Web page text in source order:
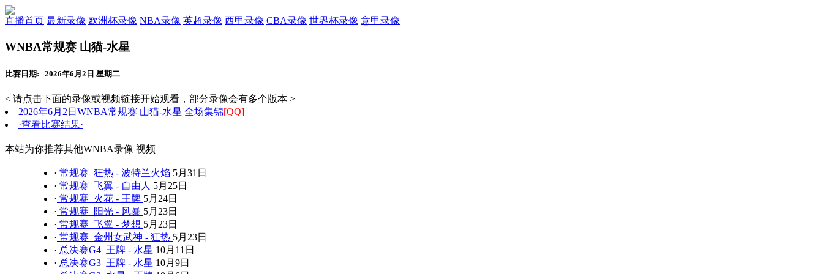
直播首页 最新录像 欧洲杯录像 NBA录像 英超录像 西甲录像 CBA录像 世界杯录像 意甲录像
WNBA常规赛 山猫-水星
比赛日期: 2026年6月2日 星期二
< 请点击下面的录像或视频链接开始观看，部分录像会有多个版本 >
2026年6月2日WNBA常规赛 山猫-水星 全场集锦[QQ]
·查看比赛结果·
本站为你推荐其他WNBA录像 视频
· 常规赛 狂热 - 波特兰火焰 5月31日
· 常规赛 飞翼 - 自由人 5月25日
· 常规赛 火花 - 王牌 5月24日
· 常规赛 阳光 - 风暴 5月23日
· 常规赛 飞翼 - 梦想 5月23日
· 常规赛 金州女武神 - 狂热 5月23日
· 总决赛G4 王牌 - 水星 10月11日
· 总决赛G3 王牌 - 水星 10月9日